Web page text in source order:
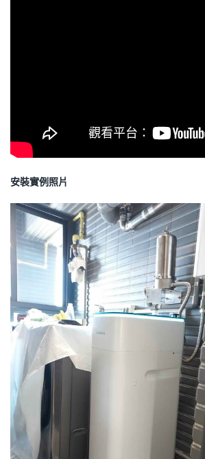
安裝實例照片